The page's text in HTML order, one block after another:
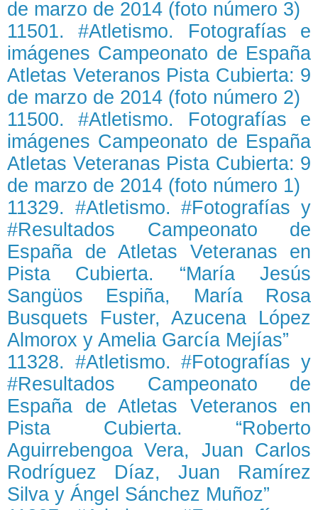
de marzo de 2014 (foto número 3)
11501. #Atletismo. Fotografías e
imágenes Campeonato de España
Atletas Veteranos Pista Cubierta: 9
de marzo de 2014 (foto número 2)
11500. #Atletismo. Fotografías e
imágenes Campeonato de España
Atletas Veteranas Pista Cubierta: 9
de marzo de 2014 (foto número 1)
11329. #Atletismo. #Fotografías y
#Resultados Campeonato de
España de Atletas Veteranas en
Pista Cubierta. “María Jesús
Sangüos Espiña, María Rosa
Busquets Fuster, Azucena López
Almorox y Amelia García Mejías”
11328. #Atletismo. #Fotografías y
#Resultados Campeonato de
España de Atletas Veteranos en
Pista Cubierta. “Roberto
Aguirrebengoa Vera, Juan Carlos
Rodríguez Díaz, Juan Ramírez
Silva y Ángel Sánchez Muñoz”